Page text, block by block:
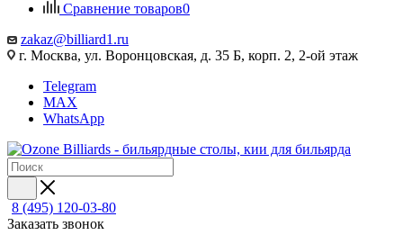
Сравнение товаров0
zakaz@billiard1.ru
г. Москва, ул. Воронцовская, д. 35 Б, корп. 2, 2-ой этаж
Telegram
MAX
WhatsApp
8 (495) 120-03-80
Заказать звонок